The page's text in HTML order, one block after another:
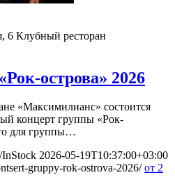
6 Клубный ресторан
острова» 2026
«Максимилианс» состоится
концерт группы «Рок-
для группы…
InStock 2026-05-19T10:37:00+03:00
gruppy-rok-ostrova-2026/ от 2